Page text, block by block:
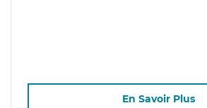
En Savoir Plus